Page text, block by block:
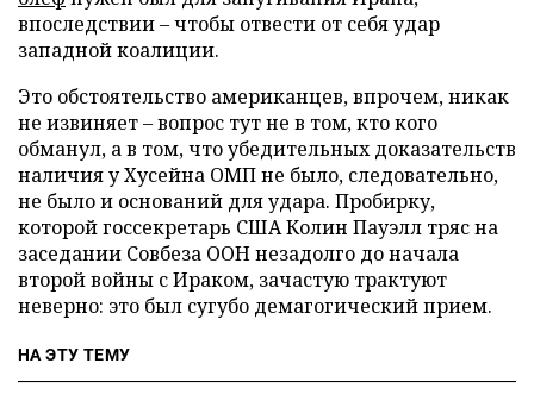
впоследствии – чтобы отвести от себя удар
западной коалиции.
Это обстоятельство американцев, впрочем, никак
не извиняет – вопрос тут не в том, кто кого
обманул, а в том, что убедительных доказательств
наличия у Хусейна ОМП не было, следовательно,
не было и оснований для удара. Пробирку,
которой госсекретарь США Колин Пауэлл тряс на
заседании Совбеза ООН незадолго до начала
второй войны с Ираком, зачастую трактуют
неверно: это был сугубо демагогический прием.
НА ЭТУ ТЕМУ